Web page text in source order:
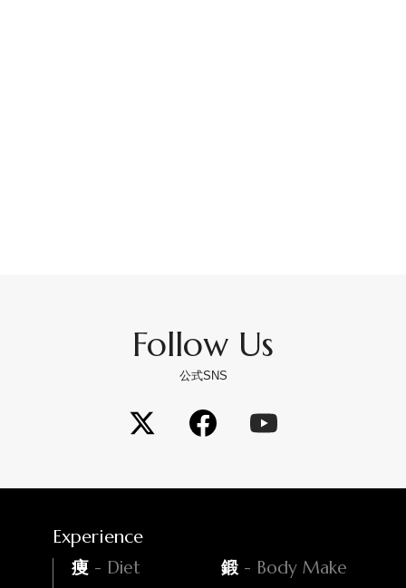
Follow Us
公式SNS
Experience
痩 - Diet 鍛 - Body Make